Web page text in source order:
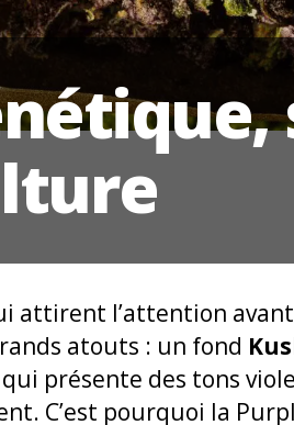
attirent l’attention
atouts : un fond
présente des tons
C’est pourquoi la